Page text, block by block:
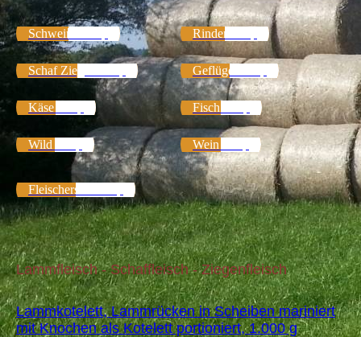
Schweine Shop Rinder Shop
Schaf Ziegen Shop Geflügel Shop
Käse Shop Fisch Shop
Wild Shop Wein Shop
Fleischersatz Shop
Lammfleisch - Schaffleisch - Ziegenfleisch
Lammkotelett, Lammrücken in Scheiben mariniert
mit Knochen als Kotelett portioniert, 1.000 g